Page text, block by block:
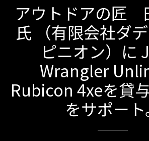
アウトドアの匠
氏 （有限会社ダ
ピニオン）に
Wrangler
Rubicon 4xeを貸
をサポート